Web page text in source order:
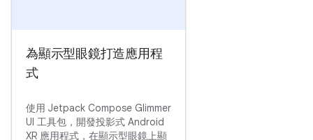
為顯示型眼鏡打造應用程
式
使用 Jetpack Compose Glimmer
UI 工具包，開發投影式 Android
XR 應用程式，在顯示型眼鏡上顯